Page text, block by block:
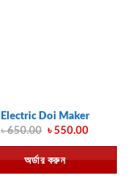
Electric Doi Maker
৳650.00 Original
was:
৳ 650.00.
৳550.00Current
is:
৳ 550.00.
অর্ডার করুন